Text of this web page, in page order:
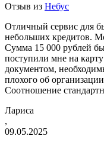
Отзыв из Небус
Отличный сервис для
небольших кредитов.
Сумма 15 000 рублей
поступили мне на
документом,
плохого об
Соотношение
Лариса
,
09.05.2025